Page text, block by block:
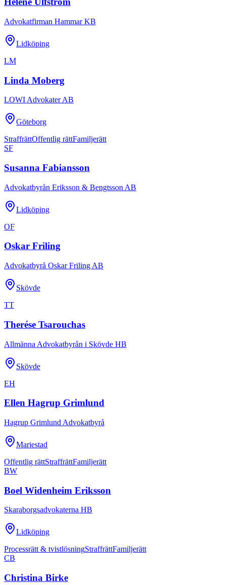
Advokatfirman Hammar KB
Lidköping
LM
Linda Moberg
LOWI Advokater AB
Göteborg
StraffrättOffentlig rättFamiljerätt
SF
Susanna Fabiansson
Advokatbyrån Eriksson & Bengtsson AB
Lidköping
OF
Oskar Friling
Advokatbyrå Oskar Friling AB
Skövde
TT
Therése Tsarouchas
Allmänna Advokatbyrån i Skövde HB
Skövde
EH
Ellen Hagrup Grimlund
Hagrup Grimlund Advokatbyrå
Mariestad
Offentlig rättStraffrättFamiljerätt
BW
Boel Widenheim Eriksson
Skaraborgsadvokaterna HB
Lidköping
Processrätt & tvistlösningStraffrättFamiljerätt
CB
Christina Birke